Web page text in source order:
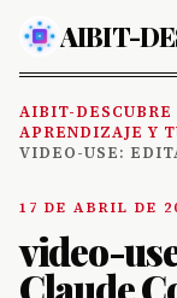
AIBIT-DESCUBRE
APRENDIZAJE Y
VIDEO-USE:
17 DE ABRIL DE
video-